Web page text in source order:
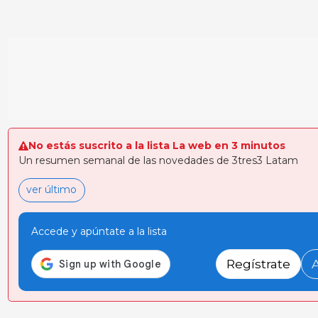
No estás suscrito a la lista La web en 3 minutos
Un resumen semanal de las novedades de 3tres3 Latam
ver último
Accede y apúntate a la lista
Regístrate